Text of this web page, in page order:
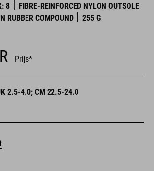
8
FIBRE-REINFORCED NYLON OUTSOLE
RUBBER COMPOUND
255 G
Prijs*
2.5-4.0; CM 22.5-24.0